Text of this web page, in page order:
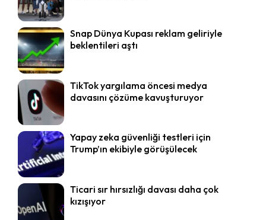
Snap Dünya Kupası reklam geliriyle
beklentileri aştı
TikTok yargılama öncesi medya
davasını çözüme kavuşturuyor
Yapay zeka güvenliği testleri için
Trump’ın ekibiyle görüşülecek
Ticari sır hırsızlığı davası daha çok
kızışıyor